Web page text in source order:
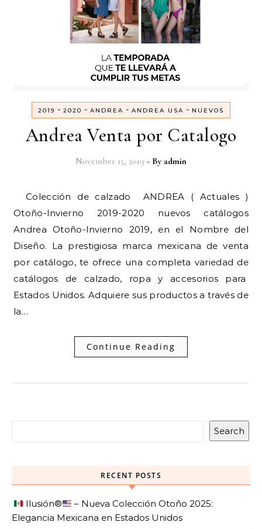
2019 - 2020 - ANDREA - ANDREA USA - NUEVOS
Andrea Venta por Catalogo
November 15, 2019 - By admin
Colección de calzado ANDREA ( Actuales )
Otoño-Invierno 2019-2020 nuevos catálogos
Andrea Otoño-Invierno 2019, en el Nombre del
Diseño. La prestigiosa marca mexicana de venta
por catálogo, te ofrece una completa variedad de
catálogos de calzado, ropa y accesorios para
Estados Unidos. Adquiere sus productos a través de
la…
Continue Reading
Search
RECENT POSTS
Ilusión®️
– Nueva Colección Otoño 2025:
Elegancia Mexicana en Estados Unidos